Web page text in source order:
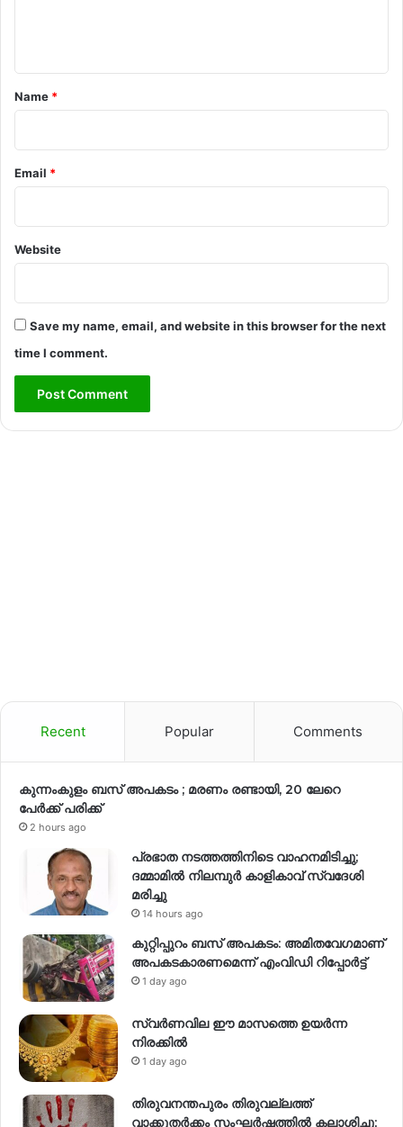
*
Name *
Email *
Website
Save my name, email, and website in this browser for the next
time I comment.
Recent Popular Comments
കുന്നംകുളം ബസ് അപകടം ; മരണം രണ്ടായി, 20 ലേറെ
പേർക്ക് പരിക്ക്
2 hours ago
പ്രഭാത നടത്തത്തിനിടെ വാഹനമിടിച്ചു;
ദമ്മാമിൽ നിലമ്പുർ കാളികാവ് സ്വദേശി
മരിച്ചു
14 hours ago
കുറ്റിപ്പുറം ബസ് അപകടം: അമിതവേഗമാണ്
അപകടകാരണമെന്ന് എംവിഡി റിപ്പോർട്ട്
1 day ago
സ്വര്‍ണവില ഈ മാസത്തെ ഉയര്‍ന്ന
നിരക്കില്‍
1 day ago
തിരുവനന്തപുരം തിരുവല്ലത്ത്
വാക്കുതർക്കം സംഘർഷത്തിൽ കലാശിച്ചു;